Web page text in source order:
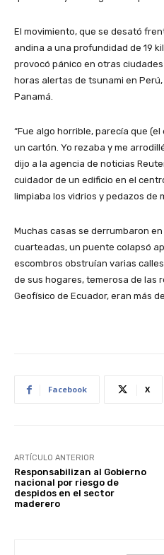
El movimiento, que se desató
andina a una profundidad de 19
provocó pánico en otras
horas alertas de tsunami en Perú,
Panamá.
“Fue algo horrible, parecía que
un cartón. Yo rezaba y me
dijo a la agencia de noticias
cuidador de un edificio en el
limpiaba los vidrios y pedazos de
Muchas casas se derrumbaron
cuarteadas, un puente colapsó
escombros obstruían varias
de sus hogares, temerosa de las
Geofísico de Ecuador, eran más
Facebook X
ARTÍCULO ANTERIOR
Responsabilizan al Gobierno
nacional por riesgo de
despidos en el sector
maderero